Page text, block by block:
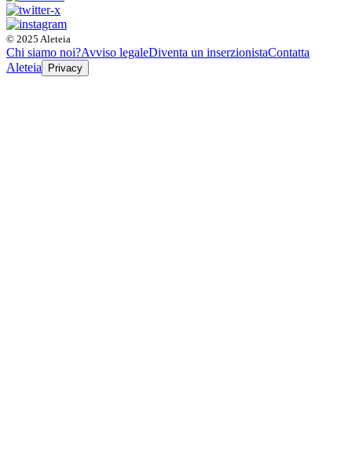
© 2025 Aleteia
Chi siamo noi?Avviso legaleDiventa un inserzionistaContatta
Aleteia
Privacy